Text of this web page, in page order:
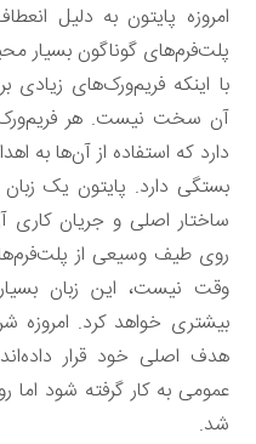
امروزه پایتون به دلیل
پلت‌فرم‌های گوناگون بسیار
با اینکه فریم‌ورک‌های زیادی
آن سخت نیست. هر
دارد که استفاده از آن‌ها به
بستگی دارد. پایتون یک
ساختار اصلی و جریان کاری
روی طیف وسیعی از پلت‌فرم‌ها
وقت نیست، این زبان
بیشتری خواهد کرد. امروزه
هدف اصلی خود قرار
عمومی به کار گرفته شود اما
شد.